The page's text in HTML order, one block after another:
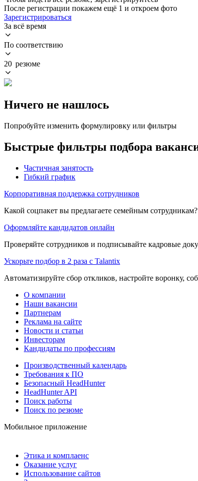
После регистрации покажем ещё 1 и откроем фото
Зарегистрироваться
За всё время
По соответствию
20 резюме
Ничего не нашлось
Попробуйте изменить формулировку или фильтры
Быстрые фильтры подбора
Частичная занятость
Гибкий график
Корпоративная поддержка сотрудников
Какой соцпакет вы предлагаете семейным сотрудникам?
Оформляйте кандидатов онлайн
Проверяйте сотрудников и подписывайте кадровые
Ускорьте подбор в 2 раза с Talantix
Автоматизируйте сбор откликов, настройте воронку,
О компании
Наши вакансии
Партнерам
Реклама на сайте
Новости и статьи
Инвесторам
Кандидаты по профессиям
Производственный календарь
Требования к ПО
Безопасный HeadHunter
HeadHunter API
Поиск работы
Поиск по резюме
Мобильное приложение
Этика и комплаенс
Оказание услуг
Использование сайтов